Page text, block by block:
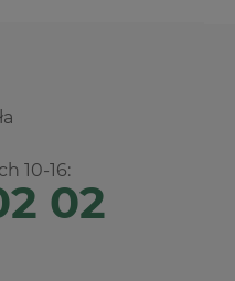
10-16:
02